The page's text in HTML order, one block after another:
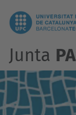
Junta